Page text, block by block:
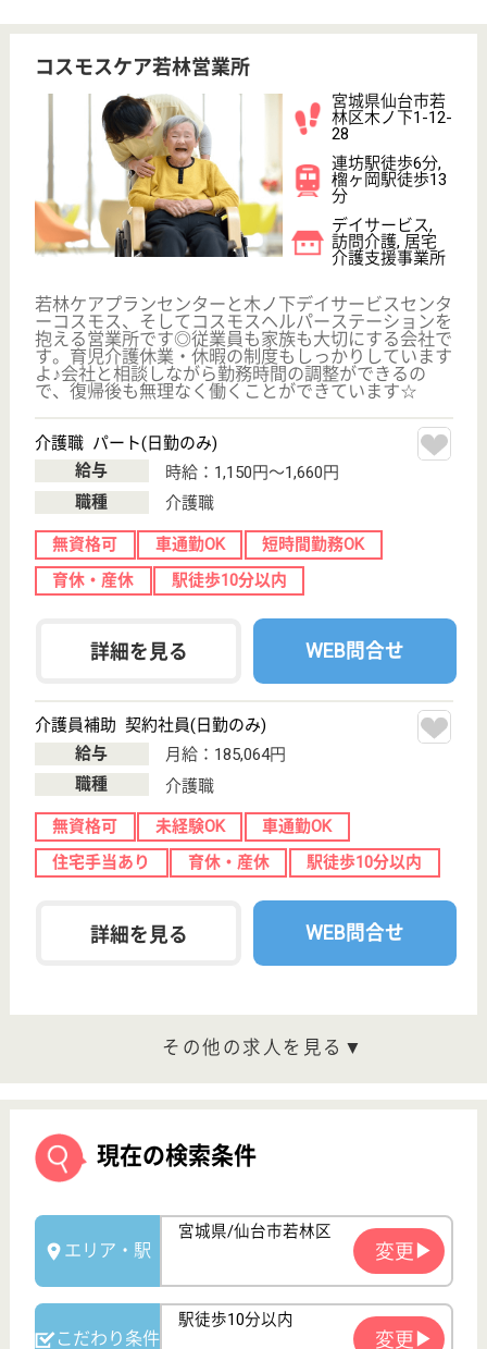
プライバシーポリシー 運営会社
採用ご担当者様へ お知らせ
看護師の求人・転職なら
『クリックジョブ看護』
介護職求人支援サービス『クリックジョブ介護』運営会社:
ライフワンズ株式会社 ( 厚生労働大臣許可 )13- ユ -303765
Copyright©LifeOnes Ltd. All Rights Reserved